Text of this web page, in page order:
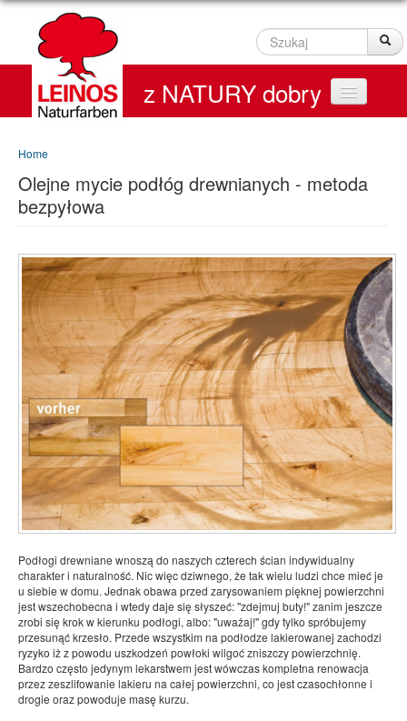
Szukaj
Home
Produkty
Kontakt
On line Shop
z NATURY dobry
Home
Olejne mycie podłóg drewnianych - metoda
bezpyłowa
Podłogi drewniane wnoszą do naszych czterech ścian indywidualny
charakter i naturalność. Nic więc dziwnego, że tak wielu ludzi chce mieć je
u siebie w domu. Jednak obawa przed zarysowaniem pięknej powierzchni
jest wszechobecna i wtedy daje się słyszeć: "zdejmuj buty!" zanim jeszcze
zrobi się krok w kierunku podłogi, albo: "uważaj!" gdy tylko spróbujemy
przesunąć krzesło. Przede wszystkim na podłodze lakierowanej zachodzi
ryzyko iż z powodu uszkodzeń powłoki wilgoć zniszczy powierzchnię.
Bardzo często jedynym lekarstwem jest wówczas kompletna renowacja
przez zeszlifowanie lakieru na całej powierzchni, co jest czasochłonne i
drogie oraz powoduje masę kurzu.